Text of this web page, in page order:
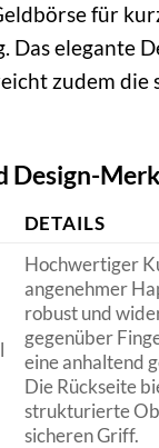
für
Das elegante
zudem die
Design-
DETAILS
Hochwertiger
angenehmer
robust und
gegenüber
eine anhaltend
Die Rückseite
strukturierte
sicheren Griff.